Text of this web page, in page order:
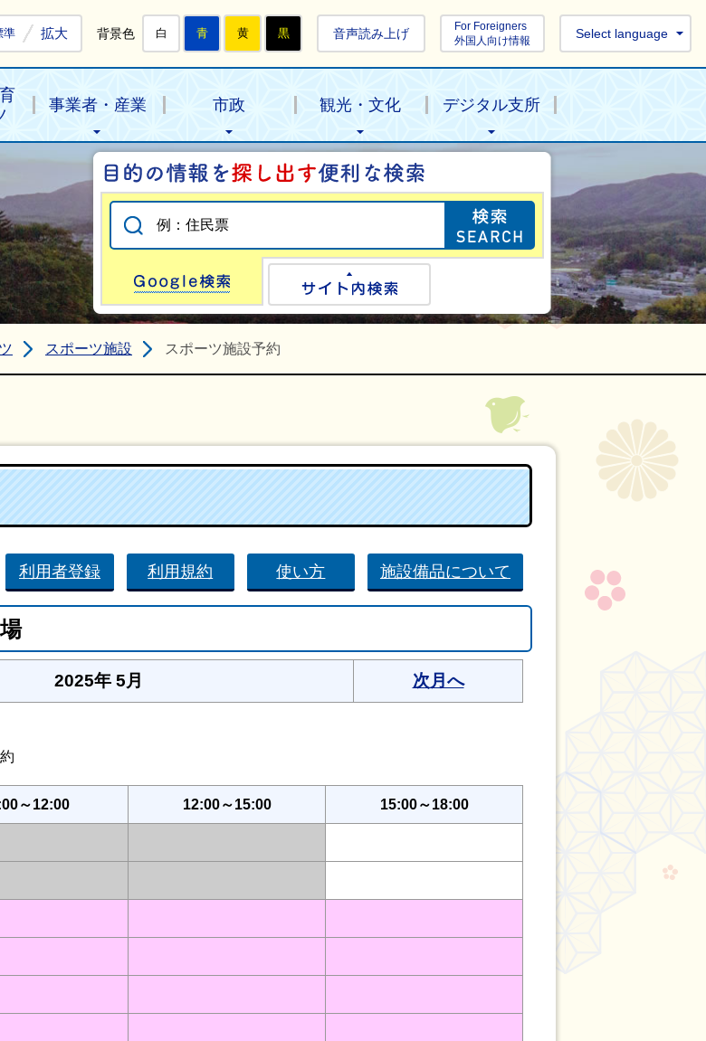
準 拡大 背景色 白 青 黄 黒 音声読み上げ
For Foreigners
外国人向け情報
Select language
事業者・産業 市政 観光・文化 デジタル支所
目的の情報を探
Google検索
スポーツ施設 スポーツ施設予約
利用者登録 利用規約 使い方 施設備品について
2025年 5月 次月へ
～12:00 12:00～15:00 15:00～18:00